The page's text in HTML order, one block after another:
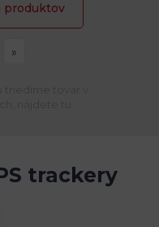
produktov
»
trackery